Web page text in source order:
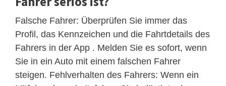
Falsche Fahrer: Überprüfen Sie immer das
Profil, das Kennzeichen und die Fahrtdetails des
Fahrers in der App . Melden Sie es sofort, wenn
Sie in ein Auto mit einem falschen Fahrer
steigen. Fehlverhalten des Fahrers: Wenn ein